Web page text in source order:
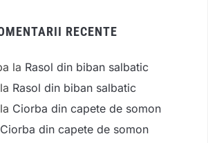
RECENTE
la Rasol din biban salbatic
la Rasol din biban salbatic
la Ciorba din capete de somon
Ciorba din capete de somon